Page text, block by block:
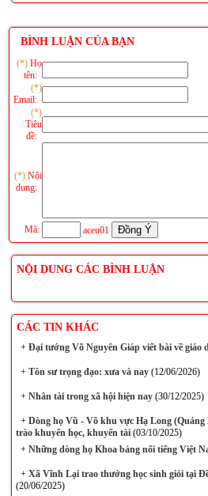
BÌNH LUẬN CỦA BẠN
(*) Họ
tên:
(*)
Email:
(*)
Tiêu
đề:
(*) Nội
dung:
Mã: aceu01
NỘI DUNG CÁC BÌNH LUẬN
CÁC TIN KHÁC
+Đại tướng Võ Nguyên Giáp viết bài về giáo
+Tôn sư trọng đạo: xưa và nay(12/06/2026)
+Nhân tài trong xã hội hiện nay(30/12/2025)
+Dòng họ Vũ - Võ khu vực Hạ Long
trào khuyến học, khuyến tài(03/10/2025)
+Những dòng họ Khoa bảng nổi tiếng Việt
+Xã Vĩnh Lại trao thưởng học sinh giỏi tại
(20/06/2025)